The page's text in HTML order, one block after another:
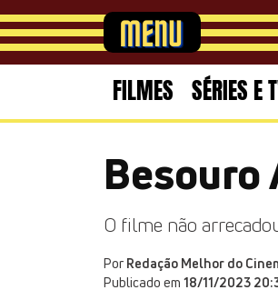
FILMES SÉRIES E
Besouro
O filme não
Por Redação Melhor do
Publicado em 18/11/2023